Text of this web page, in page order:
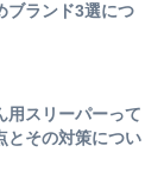
ブランド3選につ
用スリーパーって
とその対策につい